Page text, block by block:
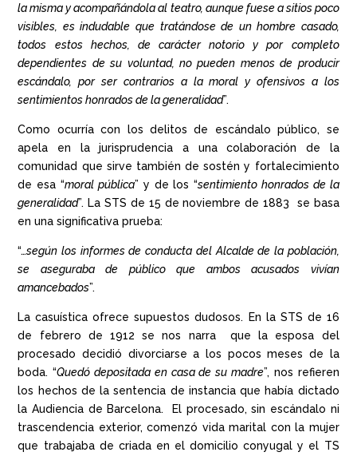
la misma y acompañándola al teatro, aunque fuese a sitios poco
visibles, es indudable que tratándose de un hombre casado,
todos estos hechos, de carácter notorio y por completo
dependientes de su voluntad, no pueden menos de producir
escándalo, por ser contrarios a la moral y ofensivos a los
sentimientos honrados de la generalidad”.
Como ocurría con los delitos de escándalo público, se
apela en la jurisprudencia a una colaboración de la
comunidad que sirve también de sostén y fortalecimiento
de esa “moral pública” y de los “sentimiento honrados de la
generalidad”. La STS de 15 de noviembre de 1883 se basa
en una significativa prueba:
“…según los informes de conducta del Alcalde de la población,
se aseguraba de público que ambos acusados vivían
amancebados”.
La casuística ofrece supuestos dudosos. En la STS de 16
de febrero de 1912 se nos narra que la esposa del
procesado decidió divorciarse a los pocos meses de la
boda. “Quedó depositada en casa de su madre”, nos refieren
los hechos de la sentencia de instancia que había dictado
la Audiencia de Barcelona. El procesado, sin escándalo ni
trascendencia exterior, comenzó vida marital con la mujer
que trabajaba de criada en el domicilio conyugal y el TS